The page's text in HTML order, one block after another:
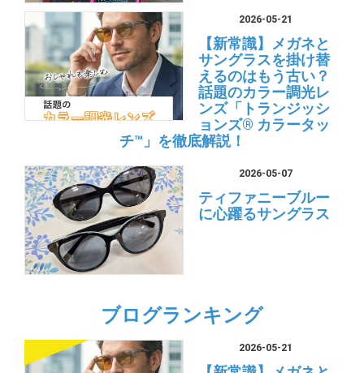
2026-05-21
【新常識】メガネと
サングラスを掛け替
えるのはもう古い？
話題のカラー調光レ
ンズ「トランジッシ
ョンズ® カラータッ
チ™」を徹底解説！
2026-05-07
ティファニーブルー
に心躍るサングラス
ブログランキング
2026-05-21